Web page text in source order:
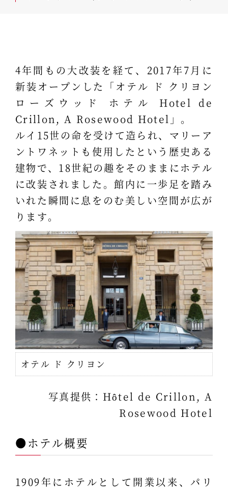
4年間もの大改装を経て、2017年7月に
新装オープンした「オテル ド クリヨン
ローズウッド ホテル Hotel de
Crillon, A Rosewood Hotel」。
ルイ15世の命を受けて造られ、マリーア
ントワネットも使用したという歴史ある
建物で、18世紀の趣をそのままにホテル
に改装されました。館内に一歩足を踏み
いれた瞬間に息をのむ美しい空間が広が
ります。
オテル ド クリヨン
写真提供：Hôtel de Crillon, A
Rosewood Hotel
●ホテル概要
1909年にホテルとして開業以来、パリ